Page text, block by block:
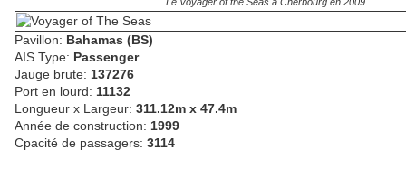
Pavillon: Bahamas (BS)
AIS Type: Passenger
Jauge brute: 137276
Port en lourd: 11132
Longueur x Largeur: 311.12m x 47.4m
Année de construction: 1999
Cpacité de passagers: 3114